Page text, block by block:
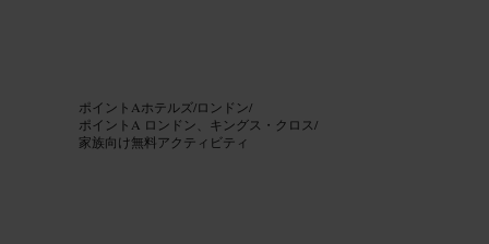
ポイントAホテルズ/ロンドン/
ポイントA ロンドン、キングス・クロス/
家族向け無料アクティビティ